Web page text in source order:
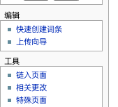
编辑
快速创建词条
上传向导
工具
链入页面
相关更改
特殊页面